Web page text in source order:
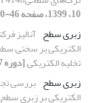
10، 1399، صفحه 46-60]
زبری سطح آنالیز
الکتریکی بر سختی
تخلیه الکتریکی[دوره 7، شماره 11، 1399، صفحه 21-33]
زبری سطح بررسی
الکتریکی بر زبری